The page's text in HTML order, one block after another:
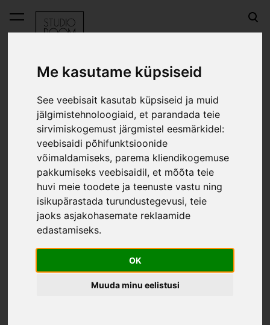
Me kasutame küpsiseid
See veebisait kasutab küpsiseid ja muid
jälgimistehnoloogiaid, et parandada teie
sirvimiskogemust järgmistel eesmärkidel:
veebisaidi põhifunktsioonide
võimaldamiseks, parema kliendikogemuse
pakkumiseks veebisaidil,et mõõta teie
huvi meie toodete ja teenuste vastu ning
isikupärastada turundustegevusi,teie
jaoks asjakohasemate reklaamide
edastamiseks.
OK
Muuda minu eelistusi
lisati ostukorvi.
Everyday Design kotihoidjad ja kotid Paberkott - naturaalne
Paberkott - naturaalne